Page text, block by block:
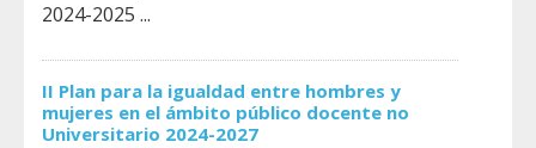
2024-2025 ...
II Plan para la igualdad entre hombres y
mujeres en el ámbito público docente no
Universitario 2024-2027